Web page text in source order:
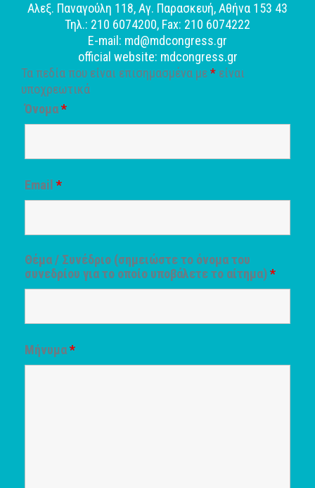
Αλεξ. Παναγούλη 118, Αγ. Παρασκευή, Αθήνα 153 43
Τηλ.: 210 6074200, Fax: 210 6074222
E-mail: md@mdcongress.gr
official website: mdcongress.gr
Τα πεδία που είναι επισημασμένα με* είναι
υποχρεωτικά
Όνομα*
Email *
Θέμα / Συνέδριο (σημειώστε το όνομα του
συνεδρίου για το οποίο υποβάλετε το αίτημα)*
Μήνυμα*